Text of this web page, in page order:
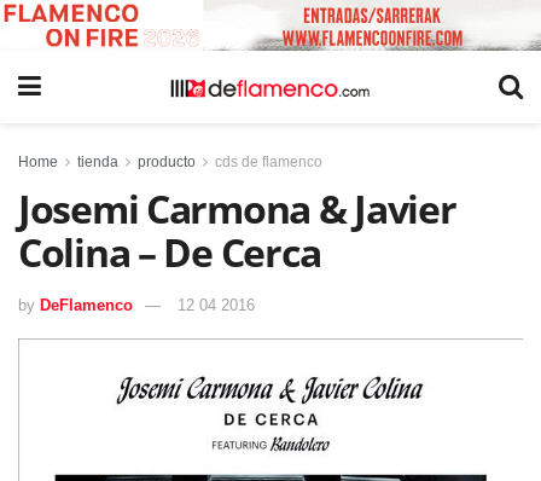
Home tienda producto cds de flamenco
Josemi Carmona & Javier
Colina – De Cerca
by DeFlamenco 12 04 2016